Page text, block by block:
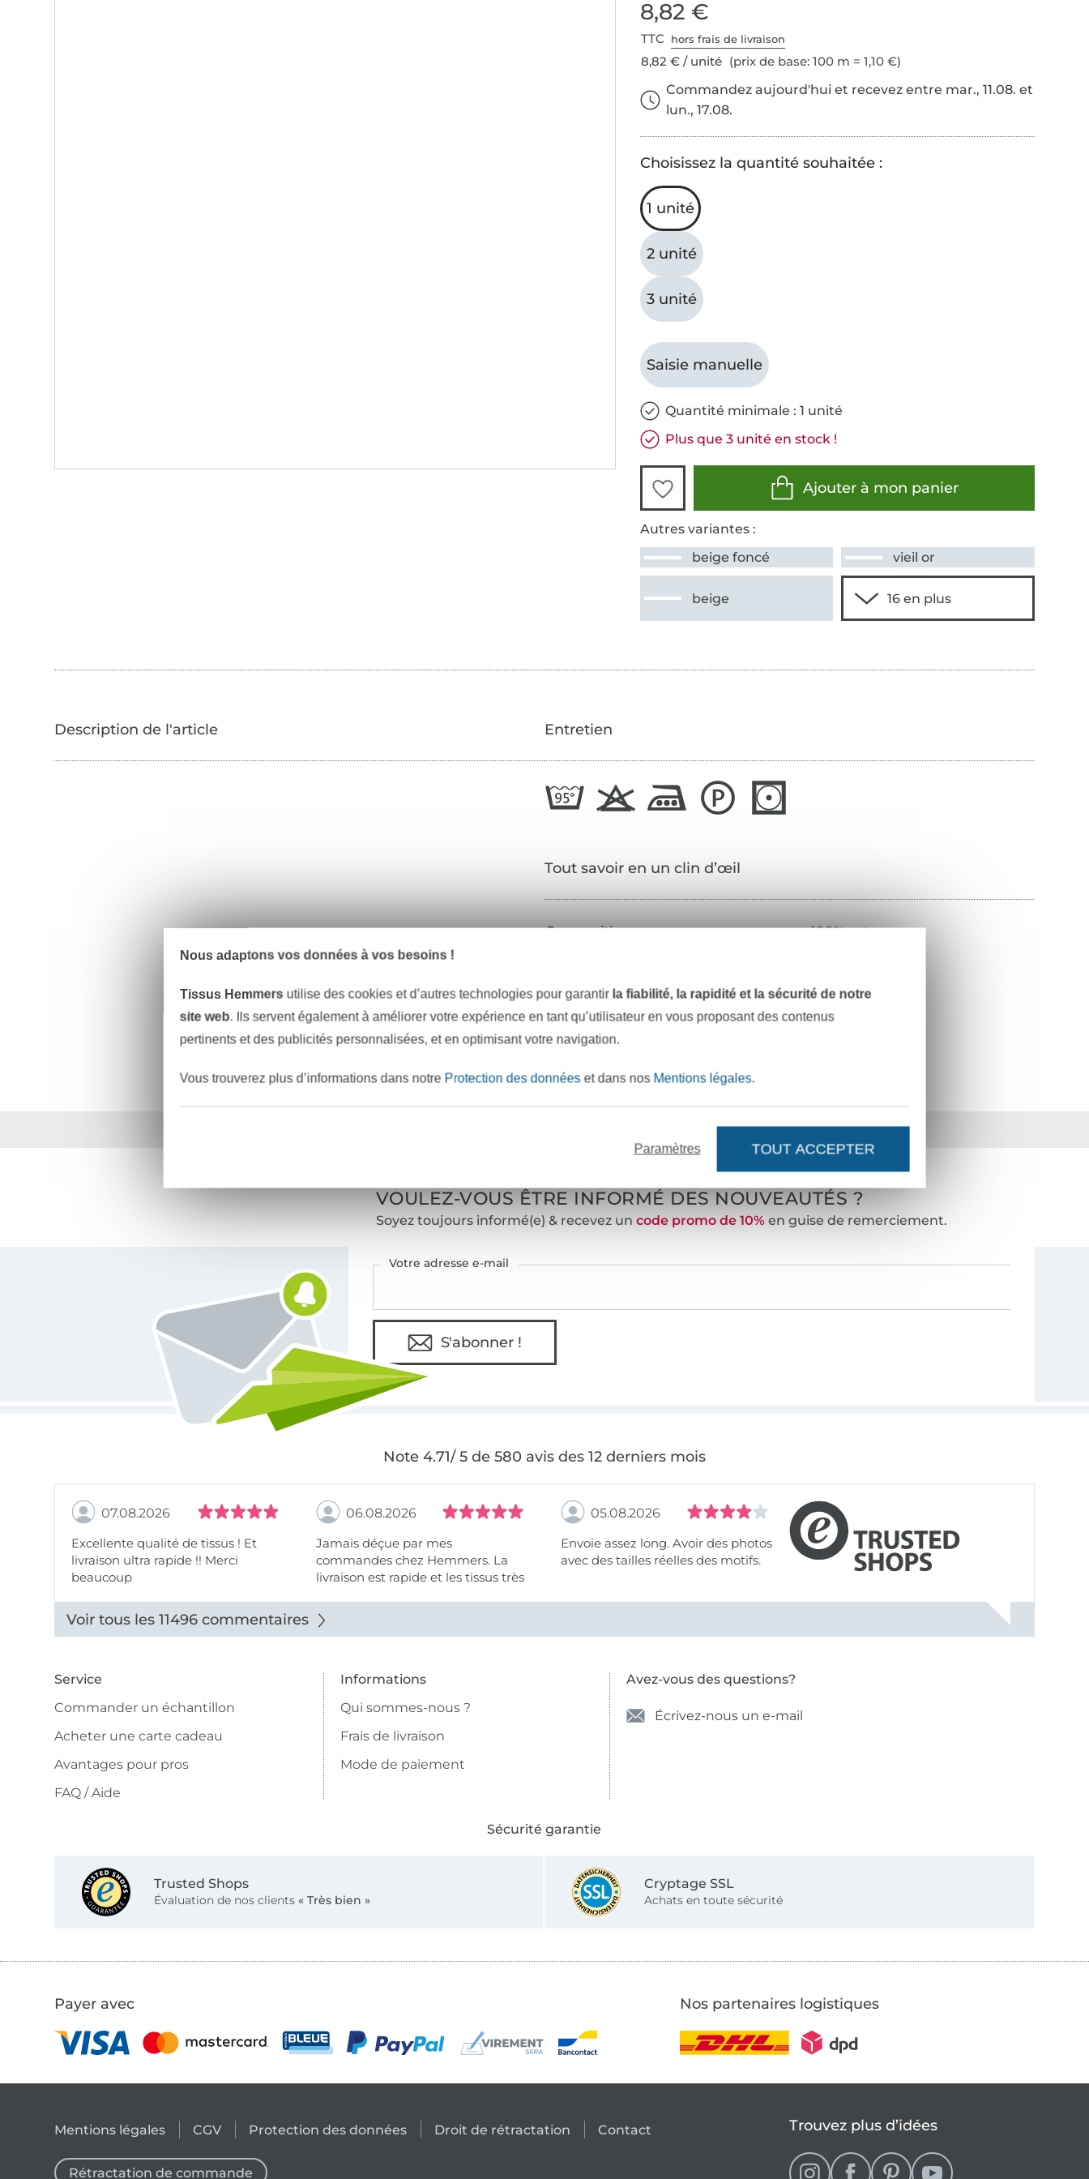
8,82 €
TTC hors frais de livraison
8,82 € / unité (prix de base: 100 m = 1,10 €)
Commandez aujourd'hui et recevez entre mar., 11.08. et
lun., 17.08.
Choisissez la quantité souhaitée :
1 unité
2 unité
3 unité
Saisie manuelle
Quantité minimale : 1 unité
Plus que 3 unité en stock !
Ajouter à mon panier
Autres variantes :
beige foncé
vieil or
beige
Entretien
Tout savoir en un clin d’œil
Composition :
100% coton
Couleur :
beige foncé
Réf.:
743933-0927
Plus de 10000 clients satisfaits 36 ans d'expérience
VOULEZ-VOUS ÊTRE INFORMÉ DES NOUVEAUTÉS ?
Soyez toujours informé(e) & recevez un code promo de 10%en guise de remerciement.
Votre adresse e-mail
S'abonner !
Note 4.71/ 5 de 580 avis des 12 derniers mois
07.08.2026
Excellente qualité de tissus ! Et
livraison ultra rapide !! Merci
beaucoup
06.08.2026
Jamais déçue par mes
commandes chez Hemmers. La
livraison est rapide et les tissus très
05.08.2026
Envoie assez long. Avoir des photos
avec des tailles réelles des motifs.
Voir tous les 11496 commentaires
Service
Commander un échantillon
Acheter une carte cadeau
Avantages pour pros
FAQ / Aide
Informations
Qui sommes-nous ?
Frais de livraison
Mode de paiement
Avez-vous des questions?
Écrivez-nous un e-mail
Sécurité garantie
Trusted Shops
Évaluation de nos clients « Très bien »
Cryptage SSL
Achats en toute sécurité
Payer avec Nos partenaires logistiques
Mentions légales CGV Protection des données Droit de rétractation Contact
Rétractation de commande
Trouvez plus d’idées
Nous adaptons vos données à vos besoins !
Tissus Hemmers utilise des cookies et d’autres technologies pour garantir la fiabilité, la rapidité et la sécurité de notre
site web. Ils servent également à améliorer votre expérience en tant qu’utilisateur en vous proposant des contenus
pertinents et des publicités personnalisées, et en optimisant votre navigation.
Vous trouverez plus d’informations dans notre Protection des donnéeset dans nos Mentions légales.
Paramètres TOUT ACCEPTER